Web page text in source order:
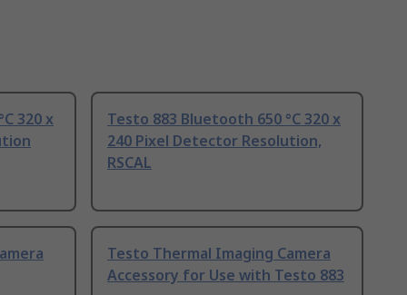
320 x
Testo 883 Bluetooth 650 °C 320 x
240 Pixel Detector Resolution,
RSCAL
Testo Thermal Imaging Camera
Accessory for Use with Testo 883